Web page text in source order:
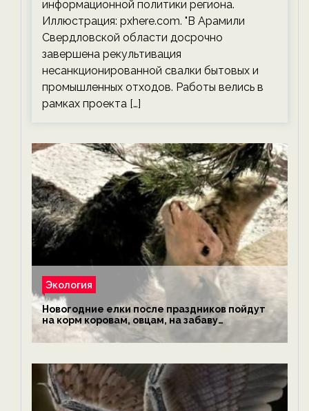
информационной политики региона.
Иллюстрация: pxhere.com. "В Арамили
Свердловской области досрочно
завершена рекультивация
несанкционированной свалки бытовых и
промышленных отходов. Работы велись в
рамках проекта […]
Экология
Новогодние елки после праздников пойдут
на корм коровам, овцам, на забаву
обезьянам, львам и леопардам — новости
экологии на ECOportal